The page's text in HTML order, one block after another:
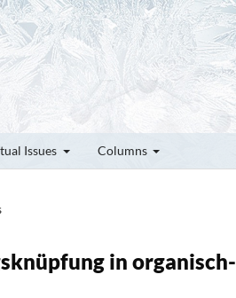
Issues Columns
in organisch-